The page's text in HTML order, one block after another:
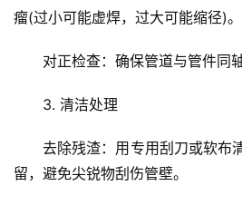
瘤(过小可能虚焊，过大可能缩径)。
对正检查：确保管道与管件同
3. 清洁处理
去除残渣：用专用刮刀或软布
留，避免尖锐物刮伤管壁。